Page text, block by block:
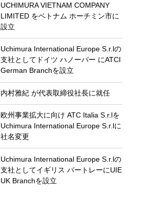
UCHIMURA VIETNAM COMPANY
LIMITED をベトナム ホーチミン市に
設立
Uchimura International Europe S.r.lの
支社としてドイツ ハノーバー にATCI
German Branchを設立
内村雅紀 が代表取締役社長に就任
欧州事業拡大に向け ATC Italia S.r.lを
Uchimura International Europe S.r.lに
社名変更
Uchimura International Europe S.r.lの
支社としてイギリス バートレーにUIE
UK Branchを設立